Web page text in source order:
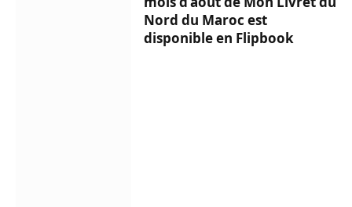
Nord du Maroc est
disponible en Flipbook